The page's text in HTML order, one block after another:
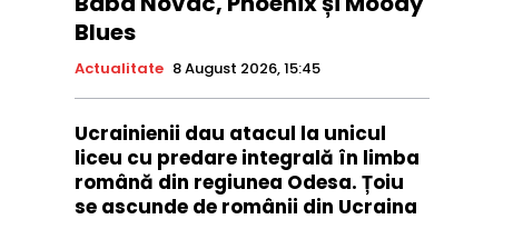
Blues
Actualitate 8 August 2026, 15:45
Ucrainienii dau atacul la unicul
liceu cu predare integrală în limba
română din regiunea Odesa. Țoiu
se ascunde de românii din Ucraina